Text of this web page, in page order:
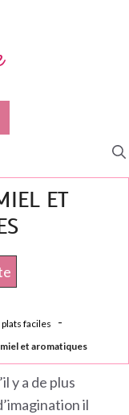
ET
faciles
et aromatiques
y a de plus
il